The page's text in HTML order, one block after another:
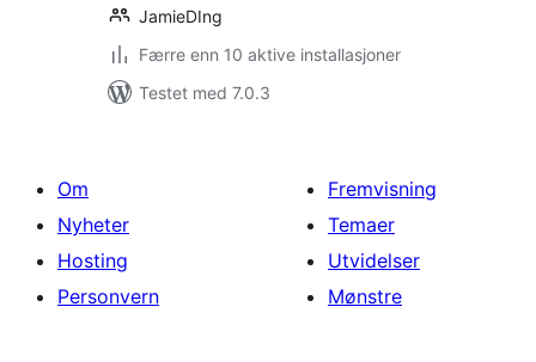
JamieDIng
Færre enn 10 aktive installasjoner
Testet med 7.0.3
Om
Nyheter
Hosting
Personvern
Fremvisning
Temaer
Utvidelser
Mønstre